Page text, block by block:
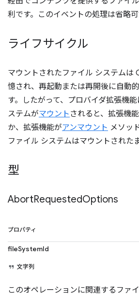
利です。このイベントの処理は省略可
ライフサイクル
マウントされたファイル システムは
憶され、再起動または再開後に自動
す。したがって、プロバイダ拡張機
ステムがマウント されると、拡張機
か、拡張機能がアンマウント メソッ
ファイル システムはマウントされた
型
AbortRequestedOptions
プロパティ
fileSystemId
文字列
このオペレーションに関連するファ